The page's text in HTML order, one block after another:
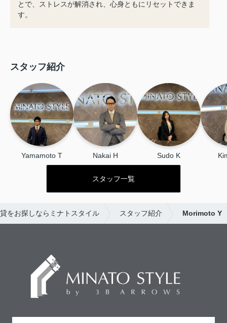
とで、ストレスが解消され、心身ともにリセットできま
す。
スタッフ紹介
Yamamoto T Nakai H Sudo K
スタッフ一覧
をお探しならミナトスタイル スタッフ紹介 Morimoto Y